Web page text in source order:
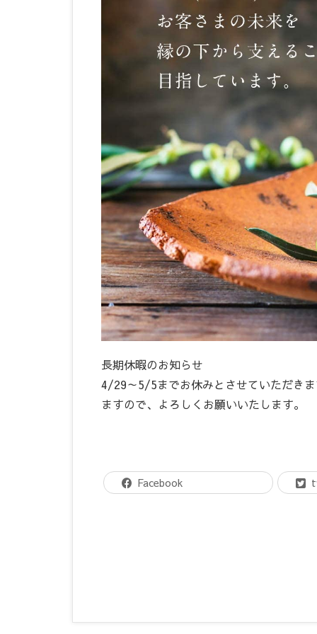
長期休暇のお知らせ
4/29～5/5までお休みとさせていただき
ますので、よろしくお願いいたします。
Facebook